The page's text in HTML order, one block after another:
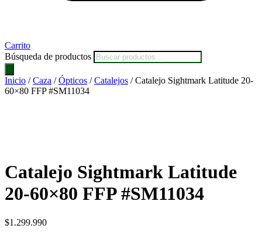
Carrito
Búsqueda de productos
Inicio /Caza /Ópticos /Catalejos / Catalejo Sightmark Latitude 20-
60×80 FFP #SM11034
Catalejo Sightmark Latitude
20-60×80 FFP #SM11034
$1.299.990